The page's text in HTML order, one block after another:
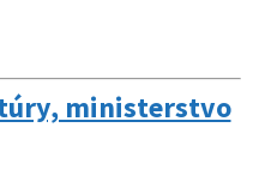
ministerstvo